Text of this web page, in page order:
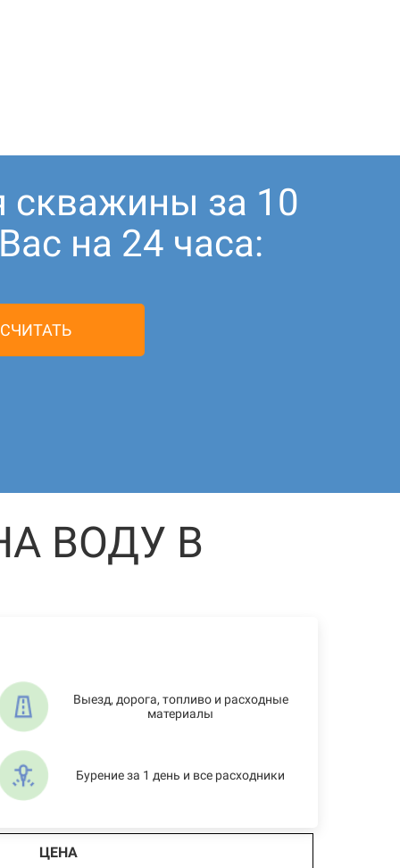
скважины за 10
на 24 часа:
ВОДУ В
Выезд, дорога, топливо и расходные
материалы
Бурение за 1 день и все расходники
ЦЕНА